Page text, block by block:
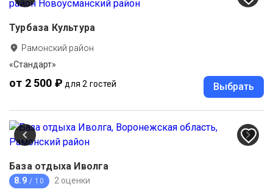
Турбаза Культура
Рамонский район
«Стандарт»
от 2 500 ₽ для 2 гостей Выбрать
База отдыха Иволга
8.9 / 10 2 оценки